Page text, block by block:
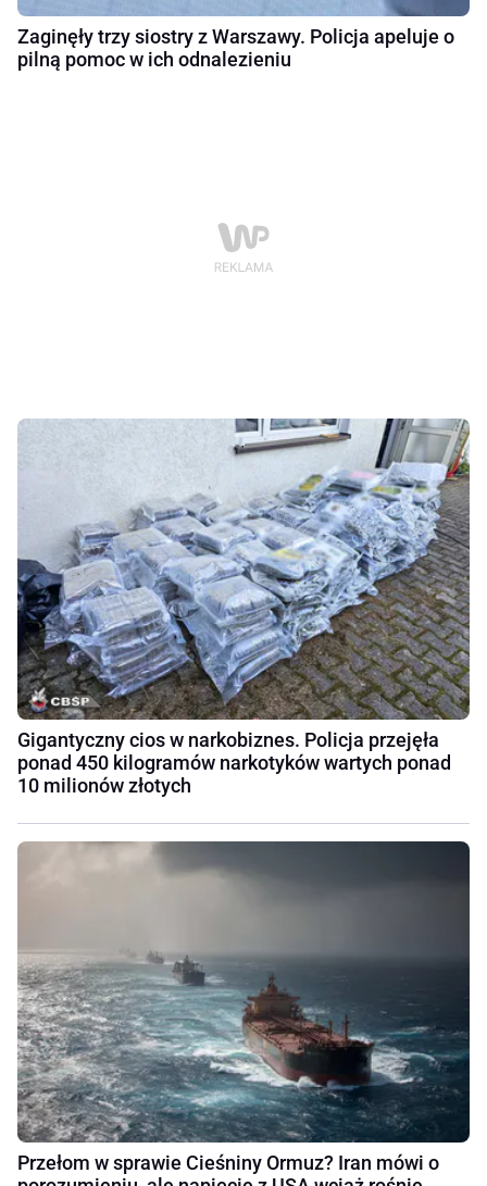
Zaginęły trzy siostry z Warszawy. Policja apeluje o
pilną pomoc w ich odnalezieniu
Gigantyczny cios w narkobiznes. Policja przejęła
ponad 450 kilogramów narkotyków wartych ponad
10 milionów złotych
Przełom w sprawie Cieśniny Ormuz? Iran mówi o